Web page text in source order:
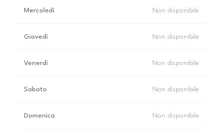
Mercoledì Non disponibile
Giovedì Non disponibile
Venerdì Non disponibile
Sabato Non disponibile
Domenica Non disponibile